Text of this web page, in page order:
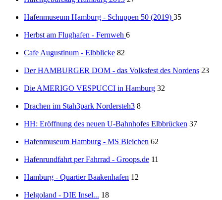
Hafenmuseum Hamburg - Schuppen 50 (2019) 35
Herbst am Flughafen - Fernweh 6
Cafe Augustinum - Elbblicke 82
Der HAMBURGER DOM - das Volksfest des Nordens 23
Die AMERIGO VESPUCCI in Hamburg 32
Drachen im Stah3park Nordersteh3 8
HH: Eröffnung des neuen U-Bahnhofes Elbbrücken 37
Hafenmuseum Hamburg - MS Bleichen 62
Hafenrundfahrt per Fahrrad - Groops.de 11
Hamburg - Quartier Baakenhafen 12
Helgoland - DIE Insel... 18